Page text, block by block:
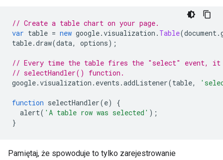
// Create a table chart on your page.
var table = new google.visualization . Table(document.
table.draw(data, options);
// Every time the table fires the "select" event, it
// selectHandler() function.
google.visualization . events .addListener(table,
function selectHandler(e)
{
alert( 'A table row was selected' );
}
Pamiętaj, że spowoduje to tylko zarejestrowanie